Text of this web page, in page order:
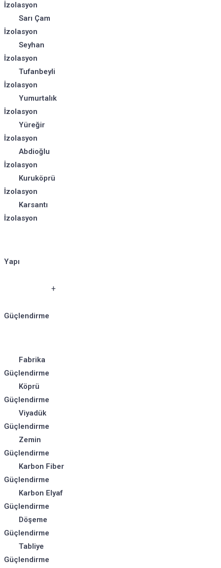
İzolasyon
Sarı Çam
İzolasyon
Seyhan
İzolasyon
Tufanbeyli
İzolasyon
Yumurtalık
İzolasyon
Yüreğir
İzolasyon
Abdioğlu
İzolasyon
Kuruköprü
İzolasyon
Karsantı
İzolasyon
Yapı
Güçlendirme
Fabrika
Güçlendirme
Köprü
Güçlendirme
Viyadük
Güçlendirme
Zemin
Güçlendirme
Karbon Fiber
Güçlendirme
Karbon Elyaf
Güçlendirme
Döşeme
Güçlendirme
Tabliye
Güçlendirme